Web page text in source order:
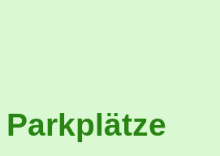
Parkplätze